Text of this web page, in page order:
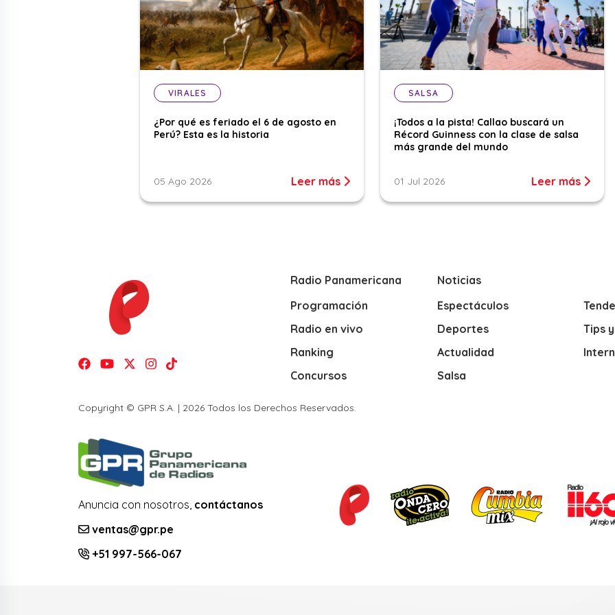
VIRALES
¿Por qué es feriado el 6 de agosto en
Perú? Esta es la historia
05 Ago 2026 Leer más
SALSA
¡Todos a la pista! Callao buscará un
Récord Guinness con la clase de salsa
más grande del mundo
01 Jul 2026 Leer más
Radio Panamericana
Programación
Radio en vivo
Ranking
Concursos
Noticias
Espectáculos
Deportes
Actualidad
Salsa
Tips
Copyright © GPR S.A. | 2026 Todos los Derechos Reservados.
Anuncia con nosotros, contáctanos
ventas@gpr.pe
+51 997-566-067